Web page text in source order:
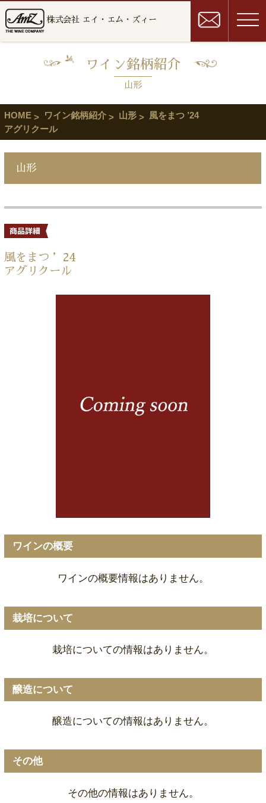
株式会社 エイ・エム・ズィー
ワイン銘柄紹介
山形
HOME ワイン銘柄紹介 山形
風をまつ ’24
アグリクール
山形
風をまつ ’24
アグリクール
ワインの概要
ワインの概要情報はありません。
栽培について
栽培についての情報はありません。
醸造について
醸造についての情報はありません。
その他
その他の情報はありません。